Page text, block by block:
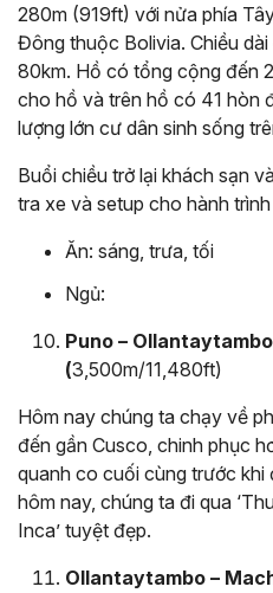
280m (919ft) với nửa phía
Đông thuộc Bolivia. Chiều
80km. Hồ có tổng cộng đến
cho hồ và trên hồ có 41 hòn
lượng lớn cư dân sinh sống
Buổi chiều trở lại khách sạn
tra xe và setup cho hành
Ăn: sáng, trưa, tối
Ngủ:
Puno –
(3,500m/11,480ft)
Hôm nay chúng ta chạy về
đến gần Cusco, chinh phục
quanh co cuối cùng trước khi
hôm nay, chúng ta đi qua
Inca’ tuyệt đẹp.
Ollantaytambo –